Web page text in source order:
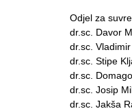
Odjel za
dr.sc. Davor
dr.sc.
dr.sc. Stipe
dr.sc.
dr.sc. Josip
dr.sc. Jakša